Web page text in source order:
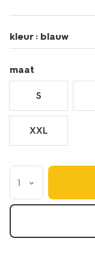
blauw-
19168310BLUE.html
kleur : blauw
maat
S
XXL
1